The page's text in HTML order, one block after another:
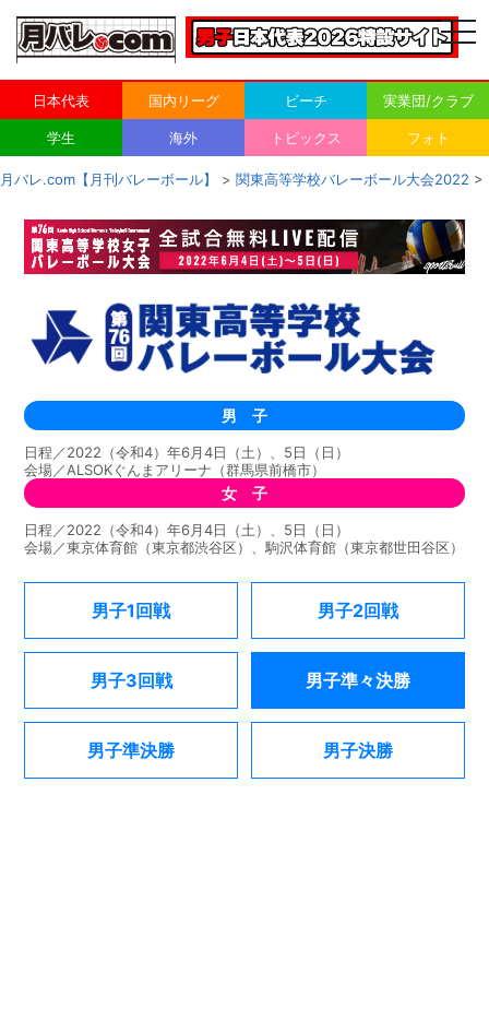
日本代表 国内リーグ ビーチ 実業団/クラブ
学生 海外 トピックス フォト
月バレ.com【月刊バレーボール】 > 関東高等学校バレーボール大会2022 >
男 子
日程／2022（令和4）年6月4日（土）、5日（日）
会場／ALSOKぐんまアリーナ（群馬県前橋市）
女 子
日程／2022（令和4）年6月4日（土）、5日（日）
会場／東京体育館（東京都渋谷区）、駒沢体育館（東京都世田谷区）
男子1回戦 男子2回戦
男子3回戦 男子準々決勝
男子準決勝 男子決勝